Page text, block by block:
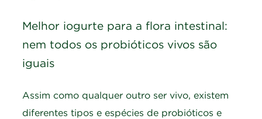
Melhor iogurte para a flora intestinal:
nem todos os probióticos vivos são
iguais
Assim como qualquer outro ser vivo, existem
diferentes tipos e espécies de probióticos e